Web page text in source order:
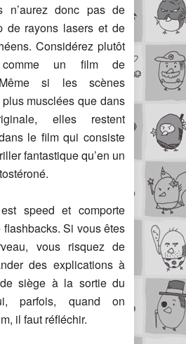
n’aurez donc pas de
de rayons lasers et de
Considérez plutôt
comme un film de
si les scènes
plus musclées que dans
elles restent
le film qui consiste
fantastique qu’en un
speed et comporte
Si vous êtes
vous risquez de
des explications à
siège à la sortie du
parfois, quand on
il faut réfléchir.